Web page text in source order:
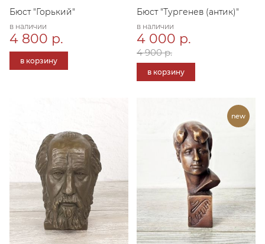
Бюст "Горький"
в наличии
4 800 р.
в корзину
Бюст "Тургенев (антик)"
в наличии
4 000 р.
4 900 р.
в корзину